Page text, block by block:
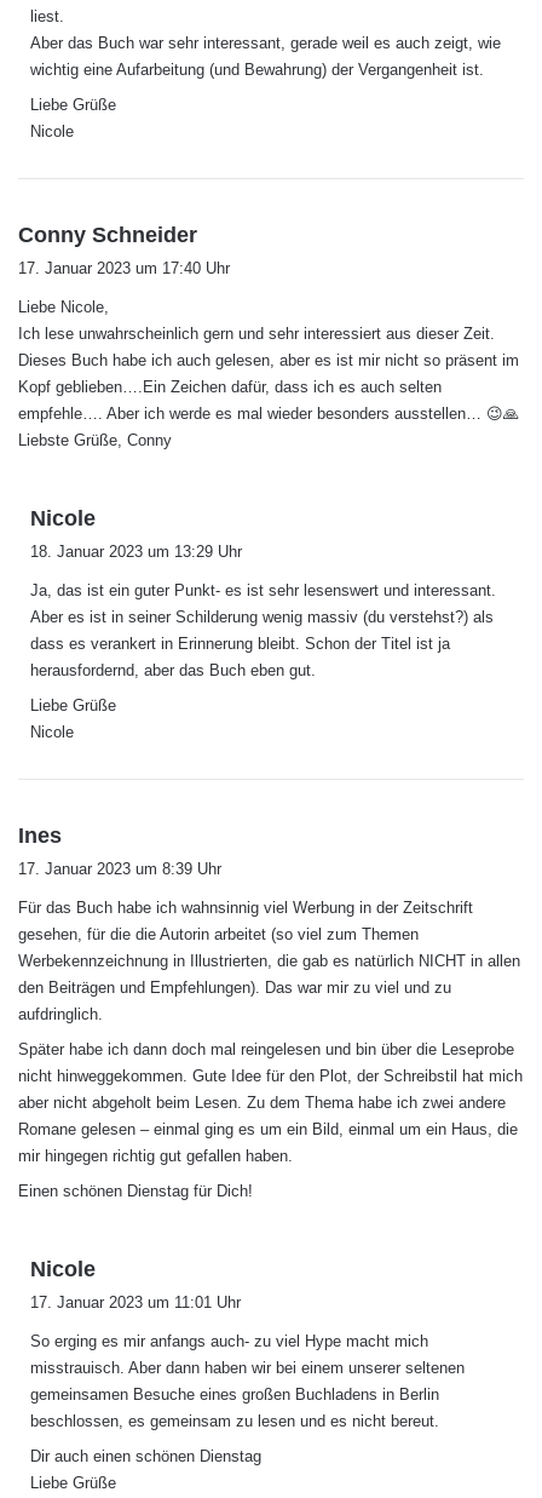
liest.
Aber das Buch war sehr interessant, gerade weil es auch zeigt, wie
wichtig eine Aufarbeitung (und Bewahrung) der Vergangenheit ist.
Liebe Grüße
Nicole
Conny Schneider
:
17. Januar 2023 um 17:40 Uhr
Liebe Nicole,
Ich lese unwahrscheinlich gern und sehr interessiert aus dieser Zeit.
Dieses Buch habe ich auch gelesen, aber es ist mir nicht so präsent im
Kopf geblieben….Ein Zeichen dafür, dass ich es auch selten
empfehle…. Aber ich werde es mal wieder besonders ausstellen… 😉🙏
Liebste Grüße, Conny
Nicole
t
:
18. Januar 2023 um 13:29 Uhr
Ja, das ist ein guter Punkt- es ist sehr lesenswert und interessant.
Aber es ist in seiner Schilderung wenig massiv (du verstehst?) als
dass es verankert in Erinnerung bleibt. Schon der Titel ist ja
herausfordernd, aber das Buch eben gut.
Liebe Grüße
Nicole
Ines
t
:
17. Januar 2023 um 8:39 Uhr
Für das Buch habe ich wahnsinnig viel Werbung in der Zeitschrift
gesehen, für die die Autorin arbeitet (so viel zum Themen
Werbekennzeichnung in Illustrierten, die gab es natürlich NICHT in allen
den Beiträgen und Empfehlungen). Das war mir zu viel und zu
aufdringlich.
Später habe ich dann doch mal reingelesen und bin über die Leseprobe
nicht hinweggekommen. Gute Idee für den Plot, der Schreibstil hat mich
aber nicht abgeholt beim Lesen. Zu dem Thema habe ich zwei andere
Romane gelesen – einmal ging es um ein Bild, einmal um ein Haus, die
mir hingegen richtig gut gefallen haben.
Einen schönen Dienstag für Dich!
Nicole
t
:
17. Januar 2023 um 11:01 Uhr
So erging es mir anfangs auch- zu viel Hype macht mich
misstrauisch. Aber dann haben wir bei einem unserer seltenen
gemeinsamen Besuche eines großen Buchladens in Berlin
beschlossen, es gemeinsam zu lesen und es nicht bereut.
Dir auch einen schönen Dienstag
Liebe Grüße